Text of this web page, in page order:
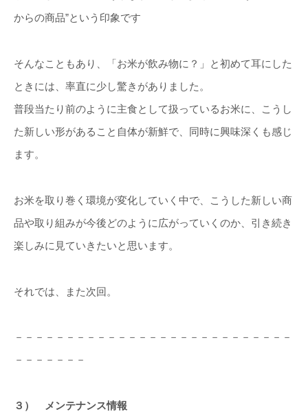
からの商品”という印象です
そんなこともあり、「お米が飲み物に？」と初めて耳にした
ときには、率直に少し驚きがありました。
普段当たり前のように主食として扱っているお米に、こうし
た新しい形があること自体が新鮮で、同時に興味深くも感じ
ます。
お米を取り巻く環境が変化していく中で、こうした新しい商
品や取り組みが今後どのように広がっていくのか、引き続き
楽しみに見ていきたいと思います。
それでは、また次回。
－－－－－－－－－－－－－－－－－－－－－－－－－－－
－－－－－－－
３） メンテナンス情報